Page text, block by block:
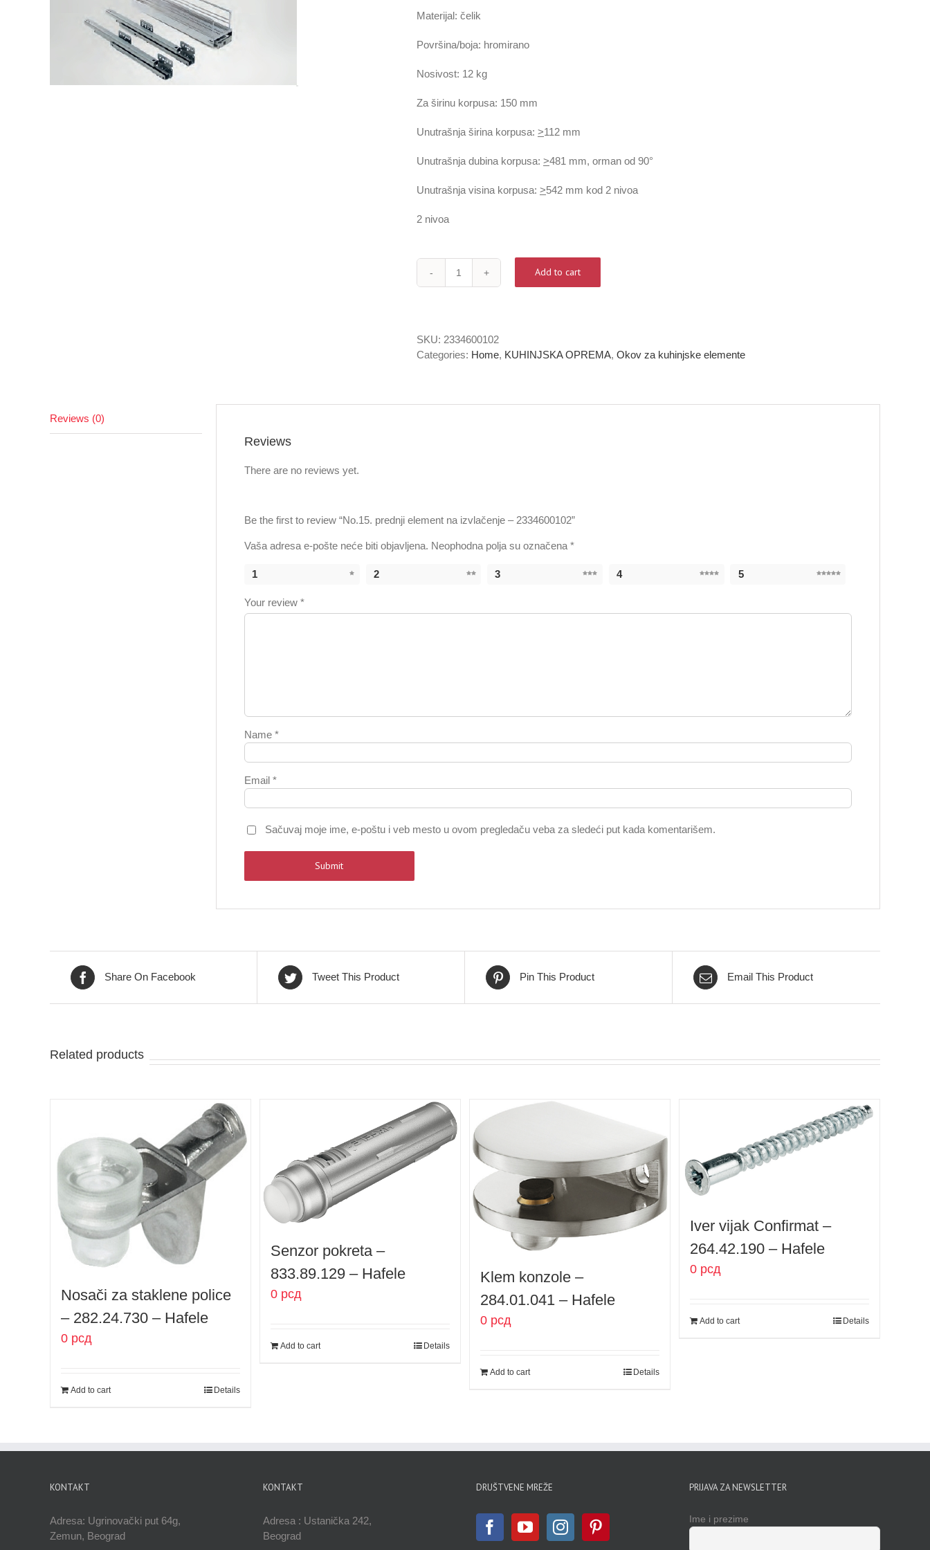
Materijal: čelik
Površina/boja: hromirano
Nosivost: 12 kg
Za širinu korpusa: 150 mm
Unutrašnja širina korpusa: >112 mm
Unutrašnja dubina korpusa: >481 mm, orman od 90°
Unutrašnja visina korpusa: >542 mm kod 2 nivoa
2 nivoa
No.15.
izvlačenje
-
Add to cart
SKU: 2334600102
Categories: Home, KUHINJSKA OPREMA, Okov za kuhinjske elemente
Reviews (0)
Reviews
There are no reviews yet.
Be the first to review “No.15. prednji element na izvlačenje – 2334600102”
Vaša adresa e-pošte neće biti objavljena. Neophodna polja su označena *
1 2 3 4 5
Your review *
Name *
Email *
Sačuvaj moje ime, e-poštu i veb mesto u ovom pregledaču veba za sledeći put kada komentarišem.
Share On Facebook Tweet This Product Pin This Product Email This Product
Related products
Nosači za staklene police
– 282.24.730 – Hafele
0 рсд
Add to cart Details
Senzor pokreta –
833.89.129 – Hafele
0 рсд
Add to cart Details
Klem konzole –
284.01.041 – Hafele
0 рсд
Add to cart Details
Iver vijak Confirmat –
264.42.190 – Hafele
0 рсд
Add to cart Details
KONTAKT
Adresa: Ugrinovački put 64g,
Zemun, Beograd
KONTAKT
Adresa : Ustanička 242,
Beograd
DRUŠTVENE MREŽE PRIJAVA ZA NEWSLETTER
Ime i prezime